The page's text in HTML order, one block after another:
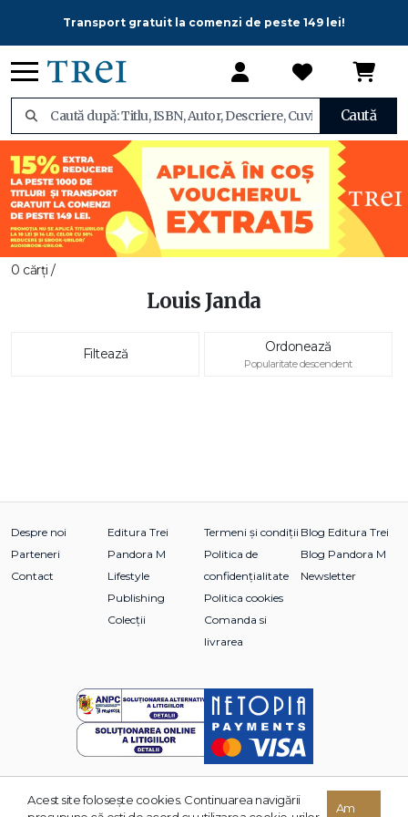
Transport gratuit la comenzi de peste 149 lei!
Caută
0 cărți /
Louis Janda
Filtează Ordonează
Popularitate descendent
Despre noi
Parteneri
Contact
Editura Trei
Pandora M
Lifestyle
Publishing
Colecții
Termeni și condiții
Politica de
confidențialitate
Politica cookies
Comanda si
livrarea
Blog Editura Trei
Blog Pandora M
Newsletter
© 2026 Grupul Editorial TREI. Toate drepturile rezervate.
Acest site foloseşte cookies. Continuarea navigării
Am